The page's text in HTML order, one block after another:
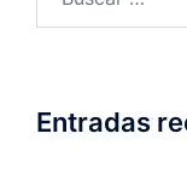
Entradas